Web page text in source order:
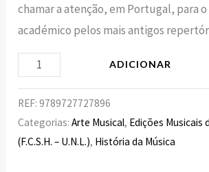
chamar a atenção, em Portugal, para
académico pelos mais antigos
ADICIONAR
REF:9789727727896
Categorias:Arte Musical, Edições Musicais
(F.C.S.H. – U.N.L.), História da Música